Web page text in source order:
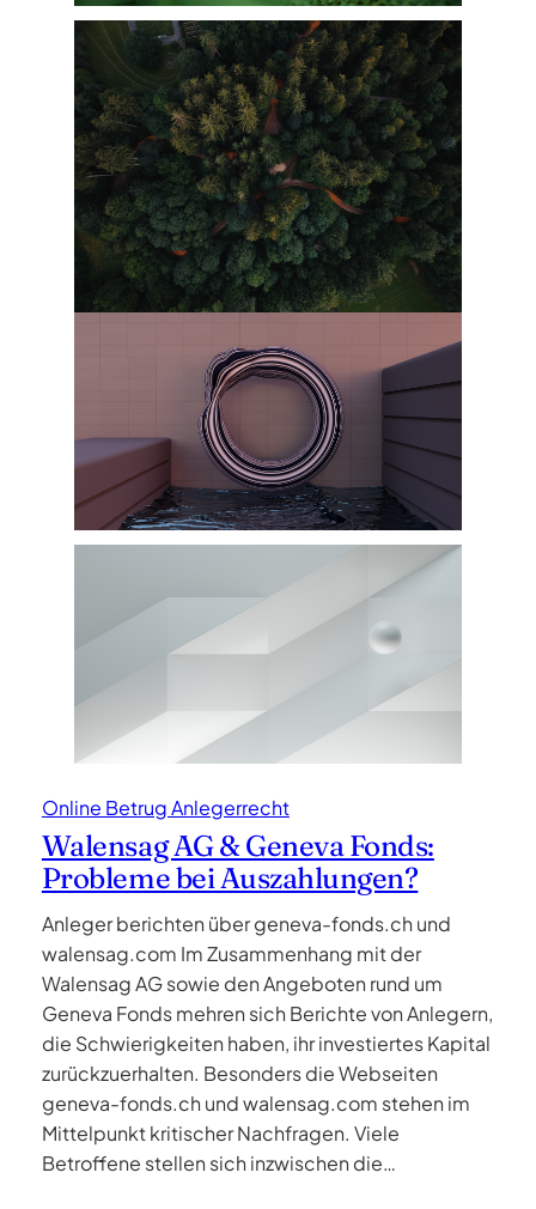
Online Betrug Anlegerrecht
Walensag AG & Geneva Fonds:
Probleme bei Auszahlungen?
Anleger berichten über geneva-fonds.ch und
walensag.com Im Zusammenhang mit der
Walensag AG sowie den Angeboten rund um
Geneva Fonds mehren sich Berichte von Anlegern,
die Schwierigkeiten haben, ihr investiertes Kapital
zurückzuerhalten. Besonders die Webseiten
geneva-fonds.ch und walensag.com stehen im
Mittelpunkt kritischer Nachfragen. Viele
Betroffene stellen sich inzwischen die…